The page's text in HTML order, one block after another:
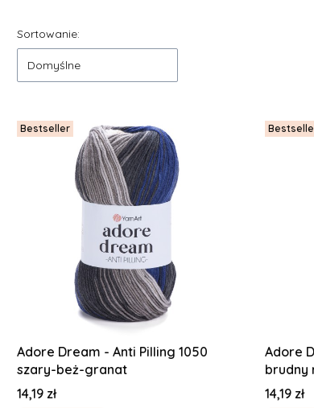
Lista produktów
Sortowanie:
Domyślne
Bestseller
Adore Dream - Anti Pilling 1050
szary-beż-granat
Cena
14,19 zł
Adore
brudny
Cena
14,19 zł